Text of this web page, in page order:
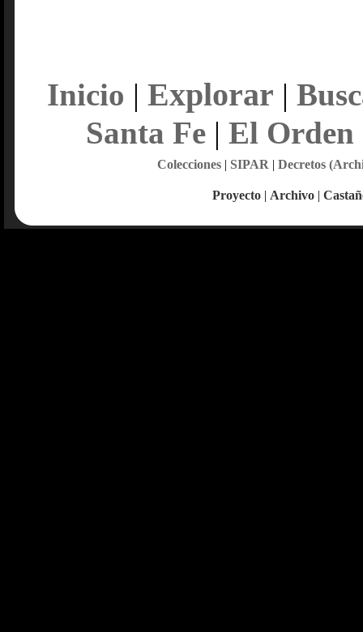
Inicio | Explorar |
Santa Fe| El Orden
Colecciones| SIPAR | Decretos
Proyecto | Archivo |